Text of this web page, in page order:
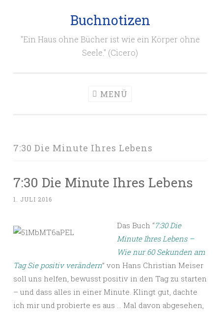
Buchnotizen
"Ein Haus ohne Bücher ist wie ein Körper ohne
Seele." (Cicero)
MENÜ
7:30 Die Minute Ihres Lebens
7:30 Die Minute Ihres Lebens
1. JULI 2016
Das Buch “7:30 Die
Minute Ihres Lebens –
Wie nur 60 Sekunden am
Tag Sie positiv verändern” von Hans Christian Meiser
soll uns helfen, bewusst positiv in den Tag zu starten
– und dass alles in einer Minute. Klingt gut, dachte
ich mir und probierte es aus … Mal davon abgesehen,